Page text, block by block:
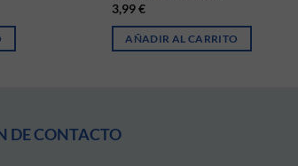
3,99€
AÑADIR AL CARRITO
DE CONTACTO